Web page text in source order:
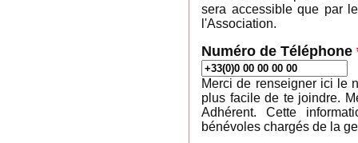
sera accessible que par
l'Association.
Numéro de Téléphone
Merci de renseigner ici le
plus facile de te joindre.
Adhérent. Cette
bénévoles chargés de la